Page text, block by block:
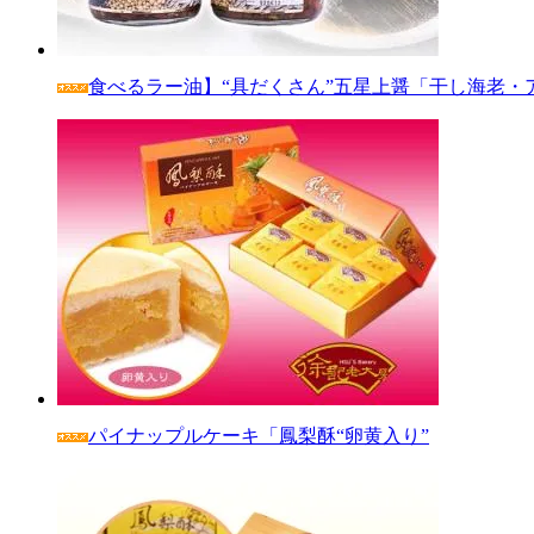
食べるラー油】“具だくさん”五星上醤「干し海老
パイナップルケーキ「鳳梨酥“卵黄入り”